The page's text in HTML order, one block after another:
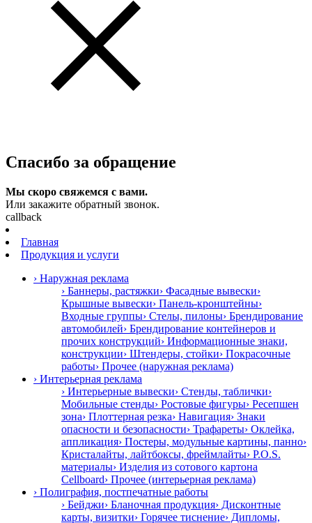
Спасибо за обращение
Мы скоро свяжемся с вами.
Или закажите обратный звонок.
callback
Главная
Продукция и услуги
› Наружная реклама
› Баннеры, растяжки› Фасадные вывески›
Крышные вывески› Панель-кронштейны›
Входные группы› Стелы, пилоны› Брендирование
автомобилей› Брендирование контейнеров и
прочих конструкций› Информационные знаки,
конструкции› Штендеры, стойки› Покрасочные
работы› Прочее (наружная реклама)
› Интерьерная реклама
› Интерьерные вывески› Стенды, таблички›
Мобильные стенды› Ростовые фигуры› Ресепшен
зона› Плоттерная резка› Навигация› Знаки
опасности и безопасности› Трафареты› Оклейка,
аппликация› Постеры, модульные картины, панно›
Кристалайты, лайтбоксы, фреймлайты› P.O.S.
материалы› Изделия из сотового картона
Cellboard› Прочее (интерьерная реклама)
› Полиграфия, постпечатные работы
› Бейджи› Бланочная продукция› Дисконтные
карты, визитки› Горячее тиснение› Дипломы,